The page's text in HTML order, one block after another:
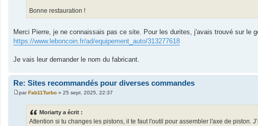
Bonne restauration !
Merci Pierre, je ne connaissais pas ce site. Pour les durites, j'avais trouvé sur le
https://www.leboncoin.fr/ad/equipement_auto/313277618
Je vais leur demander le nom du fabricant.
Re: Sites recommandés pour diverses commandes
M
parFab11Turbo » 25 sept. 2025, 22:37
Moriarty a écrit :
Attention si tu changes les pistons, il te faut l'outil pour assembler l'axe de piston.